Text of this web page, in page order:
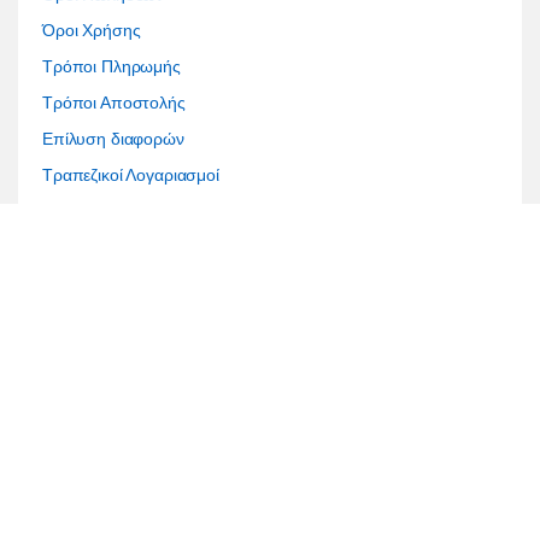
Όροι Χρήσης
Τρόποι Πληρωμής
Τρόποι Αποστολής
Επίλυση διαφορών
Τραπεζικοί Λογαριασμοί